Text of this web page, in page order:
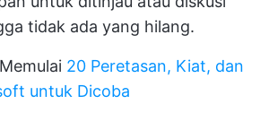
tidak ada yang hilang.
20 Peretasan, Kiat, dan
untuk Dicoba